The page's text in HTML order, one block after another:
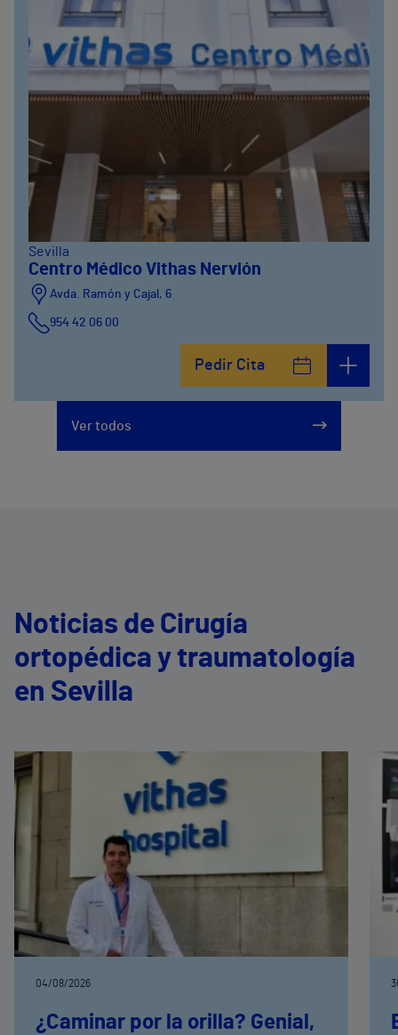
Sevilla
Centro Médico Vithas Nervión
Avda. Ramón y Cajal, 6
954 42 06 00
Pedir Cita
Ver todos
Noticias de Cirugía
ortopédica y traumatología
en Sevilla
04/08/2026
¿Caminar por la orilla? Genial,